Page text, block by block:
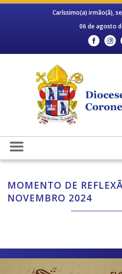
Caríssimo(a) irmão(ã),
06 de agosto
MOMENTO DE
NOVEMBRO 2024